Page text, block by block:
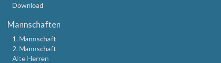
Download
Mannschaften
1. Mannschaft
2. Mannschaft
Alte Herren